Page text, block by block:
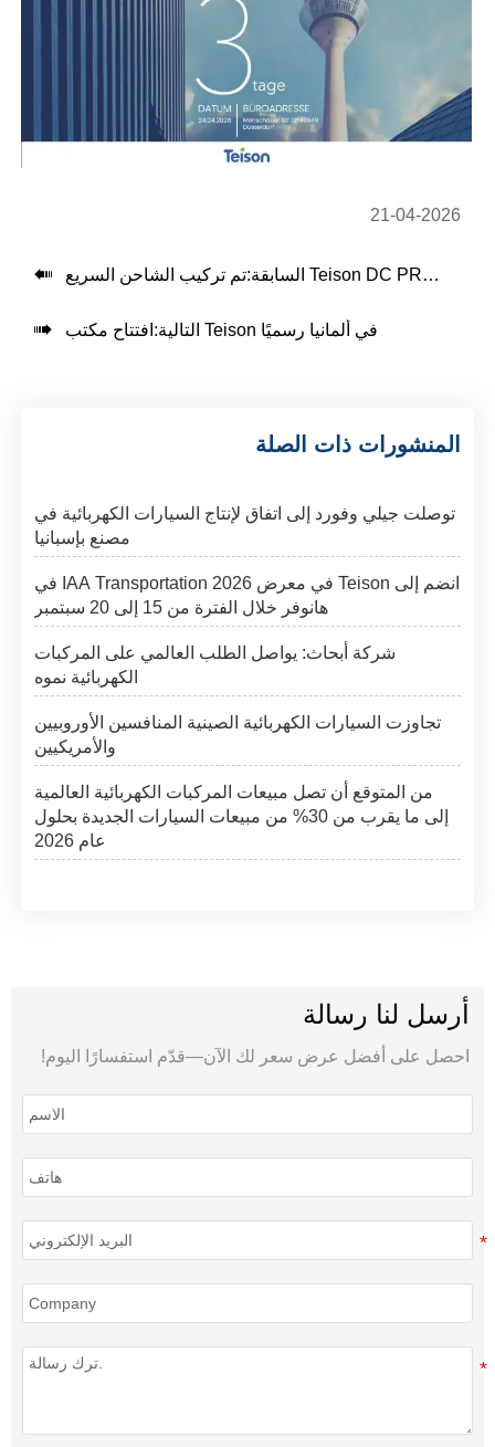
21-04-2026
 السابقة:
 التالية: افتتاح مكتب Teison في ألمانيا رسميًا
المنشورات ذات الصلة
توصلت جيلي وفورد إلى اتفاق لإنتاج السيارات الكهربائية في
مصنع بإسبانيا
انضم إلى Teison في معرض IAA Transportation 2026 في
هانوفر خلال الفترة من 15 إلى 20 سبتمبر
شركة أبحاث: يواصل الطلب العالمي على المركبات
الكهربائية نموه
تجاوزت السيارات الكهربائية الصينية المنافسين الأوروبيين
والأمريكيين
من المتوقع أن تصل مبيعات المركبات الكهربائية العالمية
إلى ما يقرب من 30% من مبيعات السيارات الجديدة بحلول
عام 2026
أرسل لنا رسالة
احصل على أفضل عرض سعر لك الآن—قدّم استفسارًا اليوم!